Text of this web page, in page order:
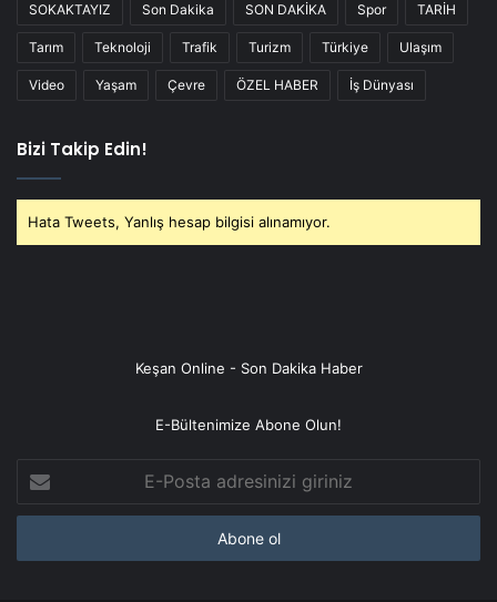
SOKAKTAYIZ Son Dakika SON DAKİKA Spor TARİH
Tarım Teknoloji Trafik Turizm Türkiye Ulaşım
Video Yaşam Çevre ÖZEL HABER İş Dünyası
Bizi Takip Edin!
Hata Tweets, Yanlış hesap bilgisi alınamıyor.
Keşan Online - Son Dakika Haber
E-Bültenimize Abone Olun!
Posta
adresinizi